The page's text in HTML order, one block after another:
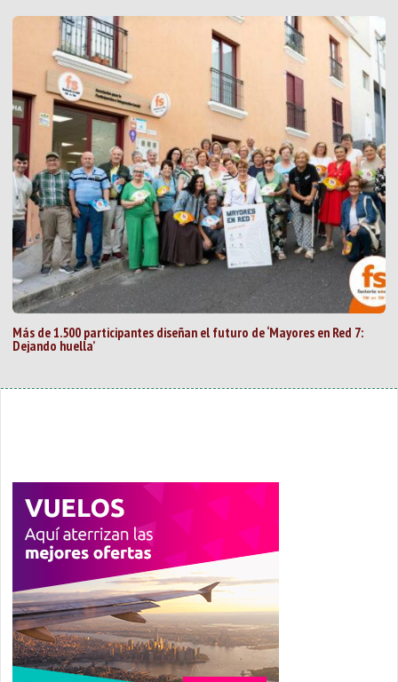
Más de 1.500 participantes diseñan el futuro de ‘Mayores en Red 7:
Dejando huella’